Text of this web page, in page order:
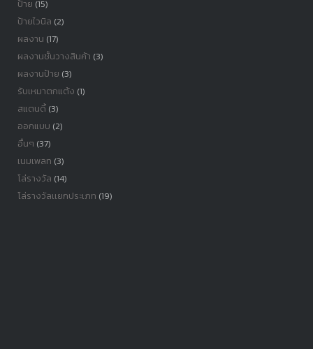
ป้าย (15)
ป้ายไวนิล (2)
ผลงาน (17)
ผลงานชั้นวางสินค้า (3)
ผลงานป้าย (3)
รับเหมาตกแต้ง (1)
สแตนดี้(3)
ออกแบบ (2)
อื่นๆ (37)
เนมเพลท (3)
โล่รางวัล (14)
โล่รางวัลเเยกประเภท (19)